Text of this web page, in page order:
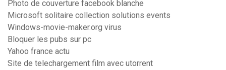
Photo de couverture facebook blanche
Microsoft solitaire collection solutions events
Windows-movie-maker.org virus
Bloquer les pubs sur pc
Yahoo france actu
Site de telechargement film avec utorrent